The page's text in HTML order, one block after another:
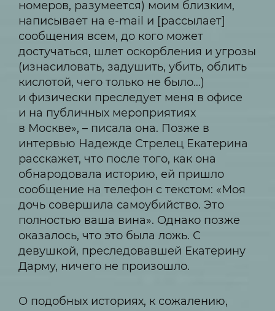
номеров, разумеется) моим близким,
написывает на e-mail и [рассылает]
сообщения всем, до кого может
достучаться, шлет оскорбления и угрозы
(изнасиловать, задушить, убить, облить
кислотой, чего только не было…)
и физически преследует меня в офисе
и на публичных мероприятиях
в Москве», – писала она. Позже в
интервью Надежде Стрелец Екатерина
расскажет, что после того, как она
обнародовала историю, ей пришло
сообщение на телефон с текстом: «Моя
дочь совершила самоубийство. Это
полностью ваша вина». Однако позже
оказалось, что это была ложь. С
девушкой, преследовавшей Екатерину
Дарму, ничего не произошло.
О подобных историях, к сожалению,